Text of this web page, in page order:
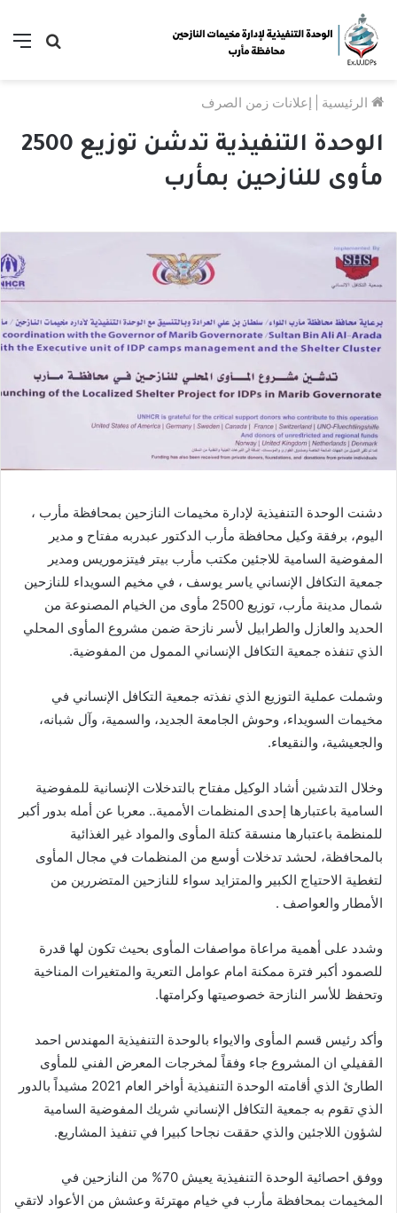
بحث
الرئيسية إعلانات زمن الصرف
الوحدة التنفيذية تدشن توزيع 2500
مأوى للنازحين بمأرب
دشنت الوحدة التنفيذية لإدارة مخيمات النازحين بمحافظة مأرب ،
اليوم، برفقة وكيل محافظة مأرب الدكتور عبدربه مفتاح و مدير
المفوضية السامية للاجئين مكتب مأرب بيتر فيتزموريس ومدير
جمعية التكافل الإنساني ياسر يوسف ، في مخيم السويداء للنازحين
شمال مدينة مأرب، توزيع 2500 مأوى من الخيام المصنوعة من
الحديد والعازل والطرابيل لأسر نازحة ضمن مشروع المأوى المحلي
الذي تنفذه جمعية التكافل الإنساني الممول من المفوضية.
وشملت عملية التوزيع الذي نفذته جمعية التكافل الإنساني في
مخيمات السويداء، وحوش الجامعة الجديد، والسمية، وآل شبانه،
والجعيشية، والنقيعاء.
وخلال التدشين أشاد الوكيل مفتاح بالتدخلات الإنسانية للمفوضية
السامية باعتبارها إحدى المنظمات الأممية.. معربا عن أمله بدور أكبر
للمنظمة باعتبارها منسقة كتلة المأوى والمواد غير الغذائية
بالمحافظة، لحشد تدخلات أوسع من المنظمات في مجال المأوى
لتغطية الاحتياج الكبير والمتزايد سواء للنازحين المتضررين من
الأمطار والعواصف .
وشدد على أهمية مراعاة مواصفات المأوى بحيث تكون لها قدرة
للصمود أكبر فترة ممكنة امام عوامل التعرية والمتغيرات المناخية
وتحفظ للأسر النازحة خصوصيتها وكرامتها.
وأكد رئيس قسم المأوى والايواء بالوحدة التنفيذية المهندس احمد
القفيلي ان المشروع جاء وفقاً لمخرجات المعرض الفني للمأوى
الطارئ الذي أقامته الوحدة التنفيذية أواخر العام 2021 مشيداً بالدور
الذي تقوم به جمعية التكافل الإنساني شريك المفوضية السامية
لشؤون اللاجئين والذي حققت نجاحا كبيرا في تنفيذ المشاريع.
ووفق احصائية الوحدة التنفيذية يعيش 70% من النازحين في
المخيمات بمحافظة مأرب في خيام مهترئة وعشش من الأعواد لاتقي